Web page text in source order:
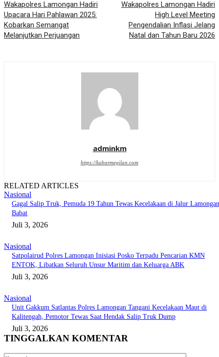
Wakapolres Lamongan Hadiri
Upacara Hari Pahlawan 2025:
Kobarkan Semangat
Melanjutkan Perjuangan
Wakapolres Lamongan Hadiri
High Level Meeting
Pengendalian Inflasi Jelang
Natal dan Tahun Baru 2026
adminkm
https://kabarmegilan.com
RELATED ARTICLES
Nasional
Gagal Salip Truk, Pemuda 19 Tahun Tewas Kecelakaan di Jalur
Babat
Juli 3, 2026
Nasional
Satpolairud Polres Lamongan Inisiasi Posko Terpadu Pencarian KMN
ENTOK, Libatkan Seluruh Unsur Maritim dan Keluarga ABK
Juli 3, 2026
Nasional
Unit Gakkum Satlantas Polres Lamongan Tangani Kecelakaan Maut di
Kalitengah, Pemotor Tewas Saat Hendak Salip Truk Dump
Juli 3, 2026
TINGGALKAN KOMENTAR